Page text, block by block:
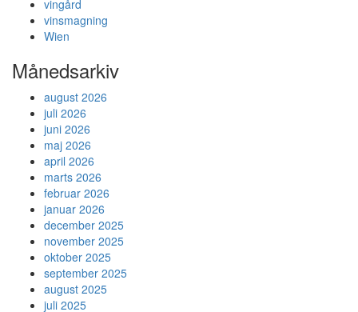
vingård
vinsmagning
Wien
Månedsarkiv
august 2026
juli 2026
juni 2026
maj 2026
april 2026
marts 2026
februar 2026
januar 2026
december 2025
november 2025
oktober 2025
september 2025
august 2025
juli 2025